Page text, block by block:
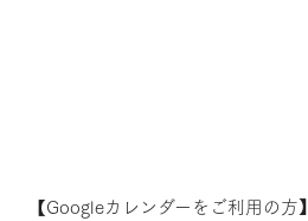
【Googleカレンダーをご利用の方】